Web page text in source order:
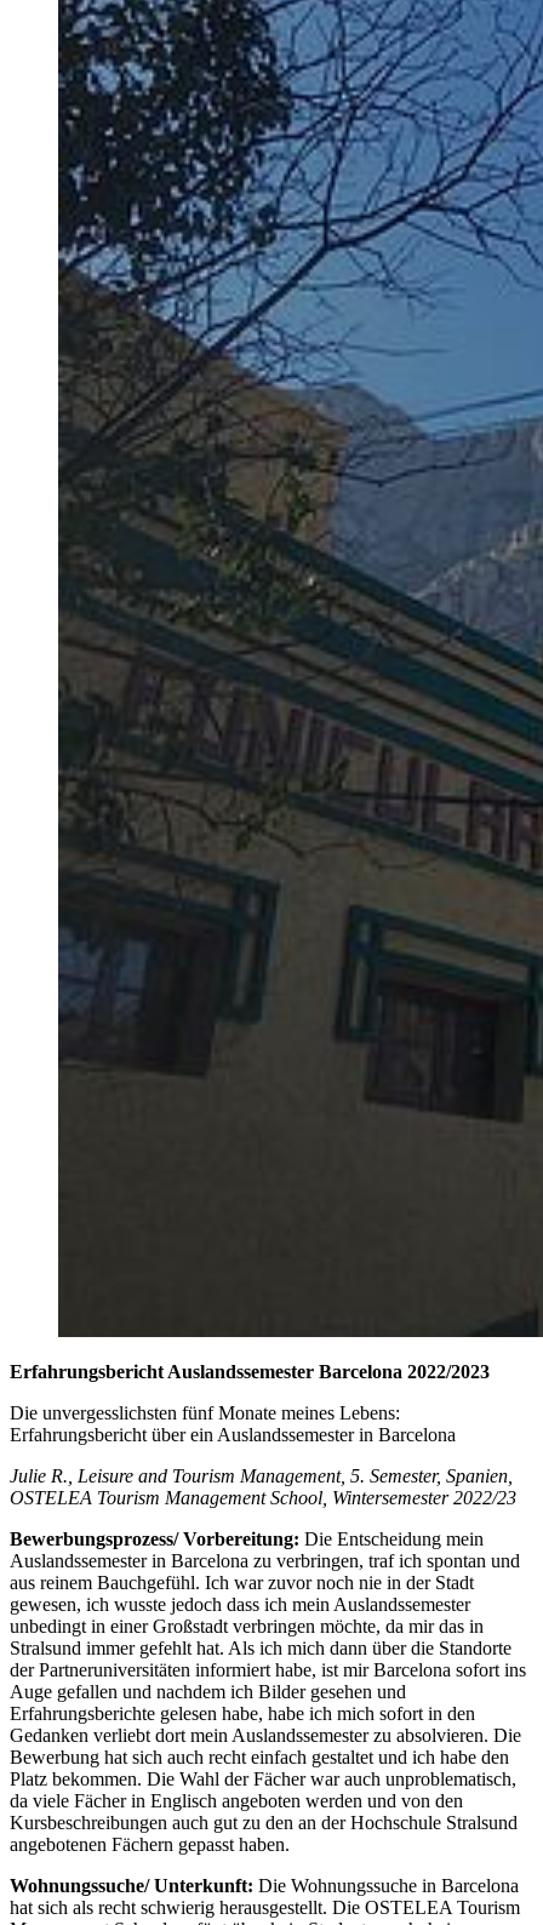
Erfahrungsbericht Auslandssemester Barcelona 2022/2023
Die unvergesslichsten fünf Monate meines Lebens:
Erfahrungsbericht über ein Auslandssemester in Barcelona
Julie R., Leisure and Tourism Management, 5. Semester, Spanien,
OSTELEA Tourism Management School, Wintersemester 2022/23
Bewerbungsprozess/ Vorbereitung: Die Entscheidung mein
Auslandssemester in Barcelona zu verbringen, traf ich spontan und
aus reinem Bauchgefühl. Ich war zuvor noch nie in der Stadt
gewesen, ich wusste jedoch dass ich mein Auslandssemester
unbedingt in einer Großstadt verbringen möchte, da mir das in
Stralsund immer gefehlt hat. Als ich mich dann über die Standorte
der Partneruniversitäten informiert habe, ist mir Barcelona sofort ins
Auge gefallen und nachdem ich Bilder gesehen und
Erfahrungsberichte gelesen habe, habe ich mich sofort in den
Gedanken verliebt dort mein Auslandssemester zu absolvieren. Die
Bewerbung hat sich auch recht einfach gestaltet und ich habe den
Platz bekommen. Die Wahl der Fächer war auch unproblematisch,
da viele Fächer in Englisch angeboten werden und von den
Kursbeschreibungen auch gut zu den an der Hochschule Stralsund
angebotenen Fächern gepasst haben.
Wohnungssuche/ Unterkunft: Die Wohnungssuche in Barcelona
hat sich als recht schwierig herausgestellt. Die OSTELEA Tourism